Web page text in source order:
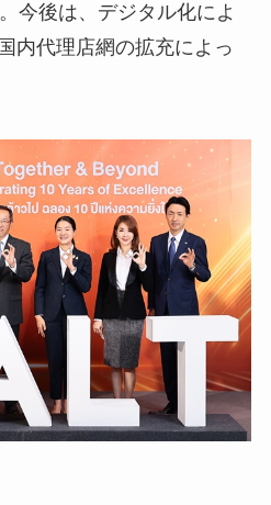
今後は、デジタル化によ
内代理店網の拡充によっ